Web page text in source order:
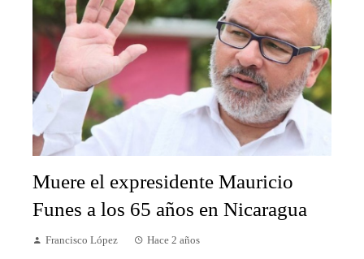
Muere el expresidente Mauricio
Funes a los 65 años en Nicaragua
Francisco López Hace 2 años